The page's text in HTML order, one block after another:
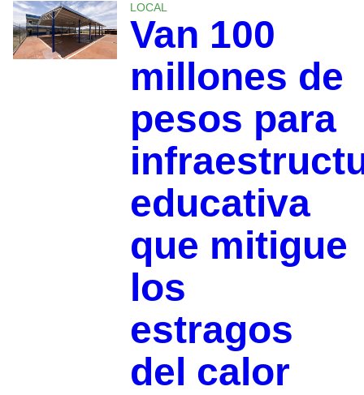
LOCAL
Van 100
millones de
pesos para
educativa
que mitigue
los
estragos
del calor